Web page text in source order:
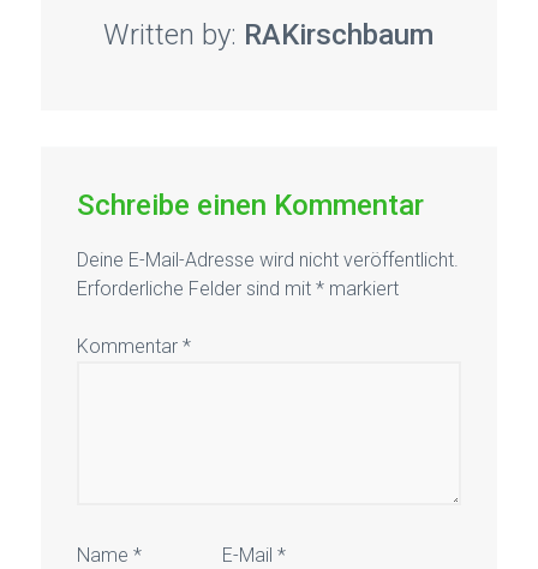
Written by: RAKirschbaum
Schreibe einen Kommentar
Deine E-Mail-Adresse wird nicht veröffentlicht.
Erforderliche Felder sind mit *markiert
Kommentar *
Name * E-Mail *